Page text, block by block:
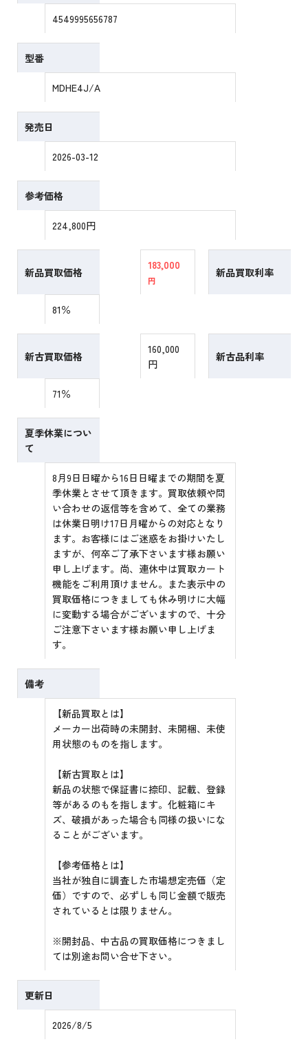
4549995656787
型番
MDHE4J/A
発売日
2026-03-12
参考価格
224,800円
新品買取価格
183,000
円
新品買取利率
81％
新古買取価格
160,000
円
新古品利率
71％
夏季休業につい
て
8月9日日曜から16日日曜までの期間を夏
季休業とさせて頂きます。買取依頼や問
い合わせの返信等を含めて、全ての業務
は休業日明け17日月曜からの対応となり
ます。お客様にはご迷惑をお掛けいたし
ますが、何卒ご了承下さいます様お願い
申し上げます。尚、連休中は買取カート
機能をご利用頂けません。また表示中の
買取価格につきましても休み明けに大幅
に変動する場合がございますので、十分
ご注意下さいます様お願い申し上げま
す。
備考
【新品買取とは】
メーカー出荷時の未開封、未開梱、未使
用状態のものを指します。
【新古買取とは】
新品の状態で保証書に捺印、記載、登録
等があるのもを指します。化粧箱にキ
ズ、破損があった場合も同様の扱いにな
ることがございます。
【参考価格とは】
当社が独自に調査した市場想定売価（定
価）ですので、必ずしも同じ金額で販売
されているとは限りません。
※開封品、中古品の買取価格につきまし
ては別途お問い合せ下さい。
更新日
2026/8/5